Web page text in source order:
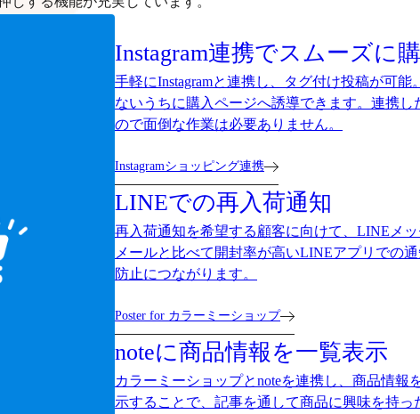
Instagram連携でスムーズに
手軽にInstagramと連携し、タグ付け投稿が可
ないうちに購入ページへ誘導できます。連携
ので面倒な作業は必要ありません。
Instagramショッピング連携
LINEでの再入荷通知
再入荷通知を希望する顧客に向けて、LINEメッ
メールと比べて開封率が高いLINEアプリでの
防止につながります。
Poster for カラーミーショップ
noteに商品情報を一覧表示
カラーミーショップとnoteを連携し、商品情報
示することで、記事を通して商品に興味を持っ